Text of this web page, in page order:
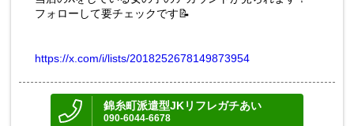
フォローして要チェックです📝
https://x.com/i/lists/2018252678149873954
錦糸町派遣型JKリフレガチあい
090-6044-6678